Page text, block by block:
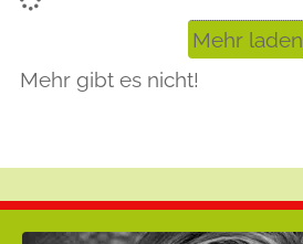
Mehr laden
Mehr gibt es nicht!